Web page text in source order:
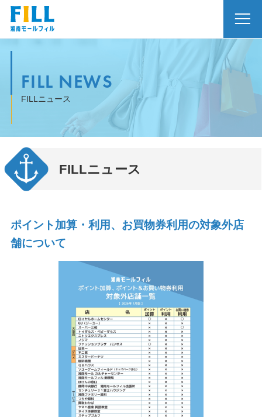
FILL NEWS
FILLニュース
FILLニュース
ポイント加算・利用、お買物券利用の対象外店
舗について